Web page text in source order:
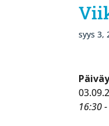
syys 3,
16:30